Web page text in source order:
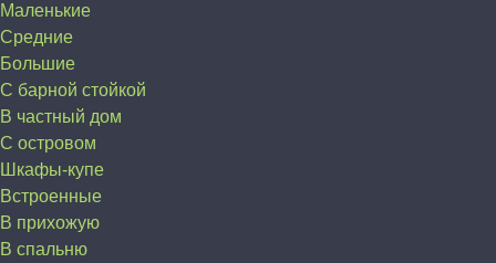
Маленькие
Средние
Большие
С барной стойкой
В частный дом
C островом
Шкафы-купе
Встроенные
В прихожую
В спальню